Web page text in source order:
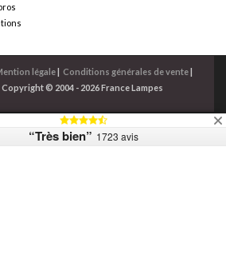
légale| Conditions générales de vente|
Copyright © 2004 - 2026 France Lampes
“Très bien” 1723 avis